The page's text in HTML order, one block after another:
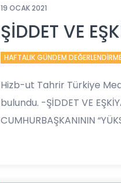
19 OCAK 2021
ŞİDDET VE
HAFTALIK GÜNDEM
Hizb-ut Tahrir Türkiye
bulundu. -ŞİDDET VE
CUMHURBAŞKANININ